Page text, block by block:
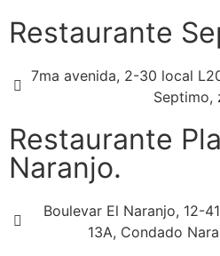
Restaurante
7ma avenida, 2-30 local
Septimo,
Restaurante
Naranjo.
Boulevar El Naranjo, 12-
13A, Condado